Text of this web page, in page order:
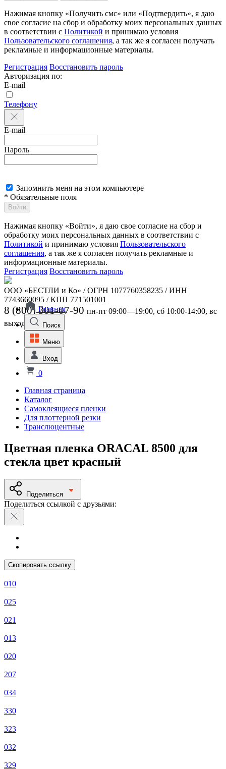
Нажимая кнопку «Получить смс» или «Подтвердить», я даю
свое согласие на сбор и обработку моих персональных данных
в соответствии с Политикой и принимаю условия
Пользовательского соглашения, а так же я согласен получать
рекламные и информационные материалы.
Регистрация Восстановить пароль
Авторизация по:
E-mail
Телефону
E-mail
Пароль
Запомнить меня на этом компьютере
* Обязательные поля
Войти
Нажимая кнопку «Войти», я даю свое согласие на сбор и
обработку моих персональных данных в соответствии с
Политикой и принимаю условия Пользовательского
соглашения, а так же я согласен получать рекламные и
информационные материалы.
Регистрация Восстановить пароль
ООО «БЕСТЛИ и Ко» / ОГРН 1077760358235 / ИНН
7743660095 / КПП 771501001
8 (800) 301-07-90 пн-пт 09:00—19:00, сб 10:00-14:00, вс
выходной
Главная
Поиск
Меню
Вход
0
Главная страница
Каталог
Самоклеящиеся пленки
Для плоттерной резки
Транслюцентные
Цветная пленка ORACAL 8500 для
стекла цвет красный
Поделиться
Поделиться ссылкой с друзьями:
Скопировать ссылку
010
025
021
013
020
207
034
330
323
032
329